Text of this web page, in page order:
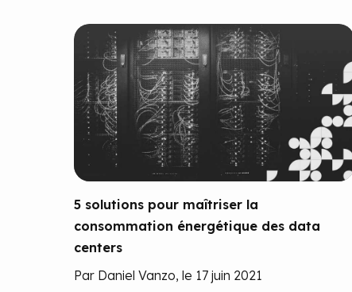
5 solutions pour maîtriser la
consommation énergétique des data
centers
Par Daniel Vanzo, le 17 juin 2021